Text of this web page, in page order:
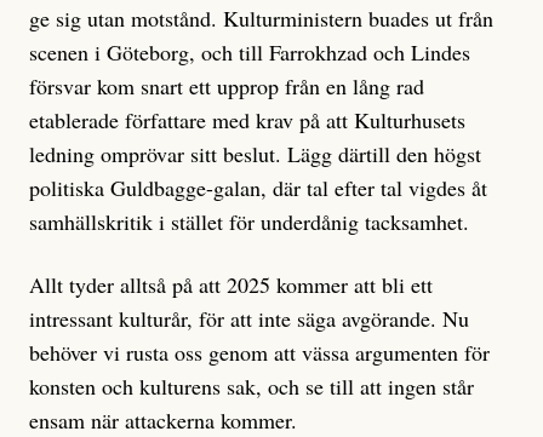
ge sig utan motstånd. Kulturministern buades ut från
scenen i Göteborg, och till Farrokhzad och Lindes
försvar kom snart ett upprop från en lång rad
etablerade författare med krav på att Kulturhusets
ledning omprövar sitt beslut. Lägg därtill den högst
politiska Guldbagge-galan, där tal efter tal vigdes åt
samhällskritik i stället för underdånig tacksamhet.
Allt tyder alltså på att 2025 kommer att bli ett
intressant kulturår, för att inte säga avgörande. Nu
behöver vi rusta oss genom att vässa argumenten för
konsten och kulturens sak, och se till att ingen står
ensam när attackerna kommer.